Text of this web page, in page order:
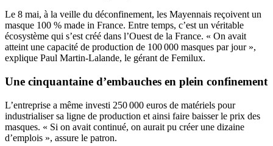
Le 8 mai, à la veille du déconfinement, les Mayennais reçoivent un
masque 100 % made in France. Entre temps, c’est un véritable
écosystème qui s’est créé dans l’Ouest de la France. « On avait
atteint une capacité de production de 100 000 masques par jour »,
explique Paul Martin-Lalande, le gérant de Femilux.
Une cinquantaine d’embauches en plein confinement
L’entreprise a même investi 250 000 euros de matériels pour
industrialiser sa ligne de production et ainsi faire baisser le prix des
masques. « Si on avait continué, on aurait pu créer une dizaine
d’emplois », assure le patron.